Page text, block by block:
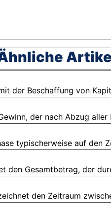
der Beschaffung von
der nach Abzug
typischerweise auf den
den Gesamtbetrag, der
den Zeitraum